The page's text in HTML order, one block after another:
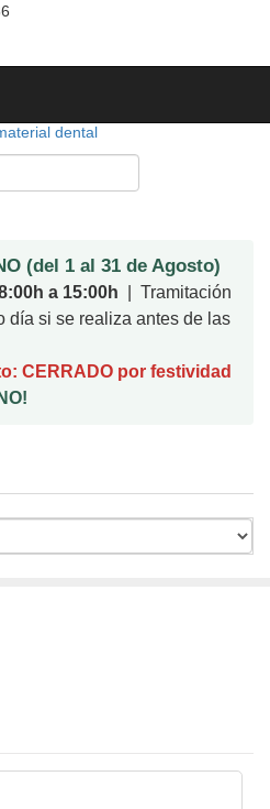
(del 1 al 31 de Agosto)
a 15:00h | Tramitación
día si se realiza antes de las
CERRADO por festividad